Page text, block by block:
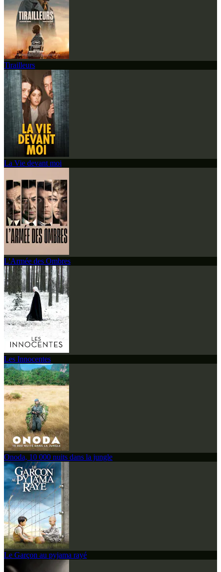
Tirailleurs
La Vie devant moi
L'Armée des Ombres
Les Innocentes
Onoda, 10 000 nuits dans la jungle
Le Garçon au pyjama rayé